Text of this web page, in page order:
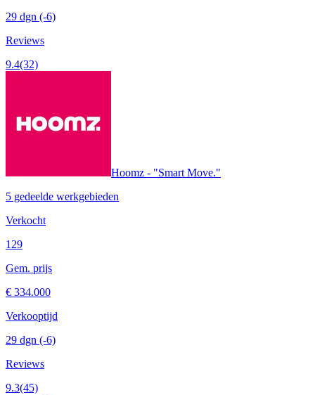
29 dgn (-6)
Reviews
9.4(32)
Hoomz - "Smart Move."
5 gedeelde werkgebieden
Verkocht
129
Gem. prijs
€ 334.000
Verkooptijd
29 dgn (-6)
Reviews
9.3(45)